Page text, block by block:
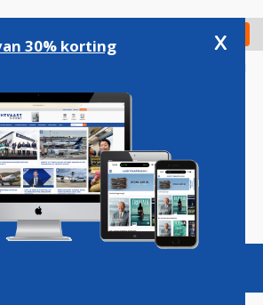
Check in
Podcasts Vacatures
30% korting x